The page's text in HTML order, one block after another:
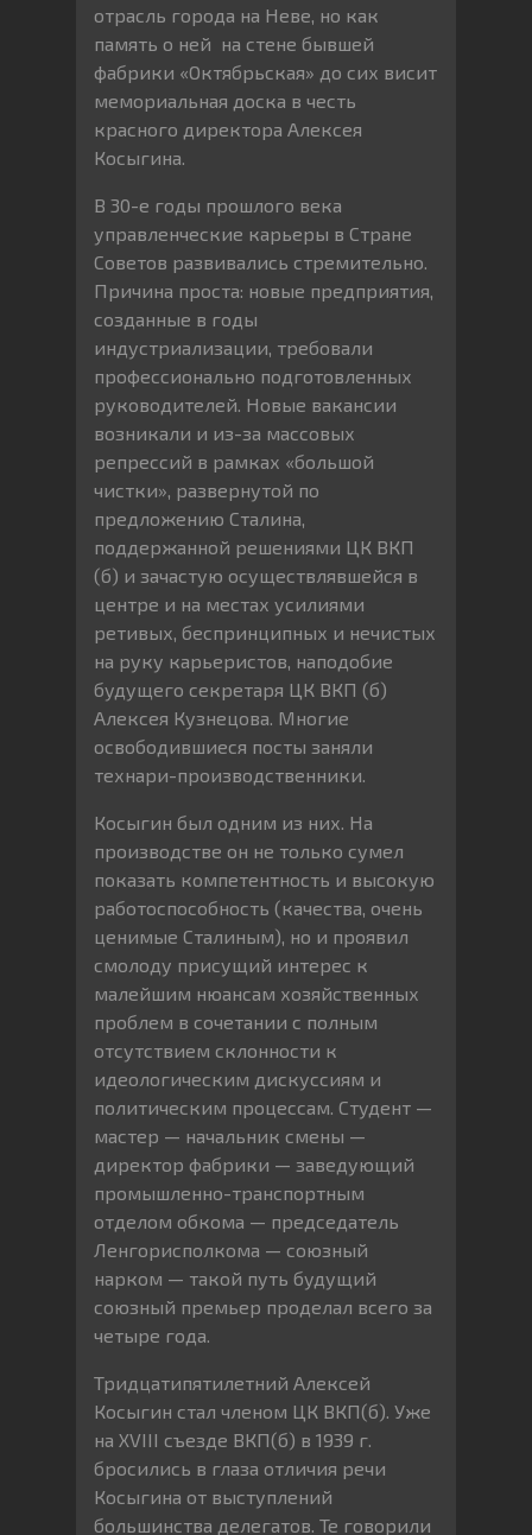
отрасль города на Неве, но как
память о ней на стене бывшей
фабрики «Октябрьская» до сих висит
мемориальная доска в честь
красного директора Алексея
Косыгина.
В 30-е годы прошлого века
управленческие карьеры в Стране
Советов развивались стремительно.
Причина проста: новые предприятия,
созданные в годы
индустриализации, требовали
профессионально подготовленных
руководителей. Новые вакансии
возникали и из-за массовых
репрессий в рамках «большой
чистки», развернутой по
предложению Сталина,
поддержанной решениями ЦК ВКП
(б) и зачастую осуществлявшейся в
центре и на местах усилиями
ретивых, беспринципных и нечистых
на руку карьеристов, наподобие
будущего секретаря ЦК ВКП (б)
Алексея Кузнецова. Многие
освободившиеся посты заняли
технари-производственники.
Косыгин был одним из них. На
производстве он не только сумел
показать компетентность и высокую
работоспособность (качества, очень
ценимые Сталиным), но и проявил
смолоду присущий интерес к
малейшим нюансам хозяйственных
проблем в сочетании с полным
отсутствием склонности к
идеологическим дискуссиям и
политическим процессам. Студент —
мастер — начальник смены —
директор фабрики — заведующий
промышленно-транспортным
отделом обкома — председатель
Ленгорисполкома — союзный
нарком — такой путь будущий
союзный премьер проделал всего за
четыре года.
Тридцатипятилетний Алексей
Косыгин стал членом ЦК ВКП(б). Уже
на XVIII съезде ВКП(б) в 1939 г.
бросились в глаза отличия речи
Косыгина от выступлений
большинства делегатов. Те говорили